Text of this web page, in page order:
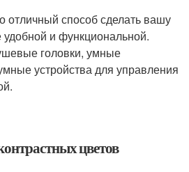
отличный способ сделать вашу
и функциональной.
головки, умные
устройства для управления
цветов